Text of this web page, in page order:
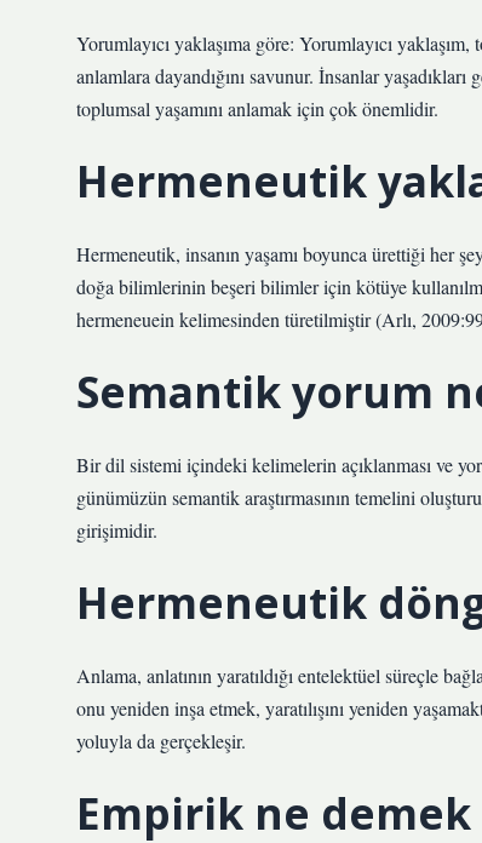
Yorumlayıcı yaklaşıma göre: Yorumlayıcı
anlamlara dayandığını savunur. İnsanlar
toplumsal yaşamını anlamak için çok önemlidir.
Hermeneutik
Hermeneutik, insanın yaşamı boyunca ürettiği her
doğa bilimlerinin beşeri bilimler için kötüye
hermeneuein kelimesinden türetilmiştir (Arlı,
Semantik yorum
Bir dil sistemi içindeki kelimelerin açıklanması ve
günümüzün semantik araştırmasının temelini
girişimidir.
Hermeneutik
Anlama, anlatının yaratıldığı entelektüel süreçle
onu yeniden inşa etmek, yaratılışını yeniden
yoluyla da gerçekleşir.
Empirik ne demek